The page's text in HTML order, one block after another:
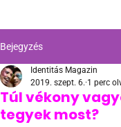
Bejegyzés
Túl vékony
tegyek most?
Identitás Magazin
2019. szept. 6. 1 perc